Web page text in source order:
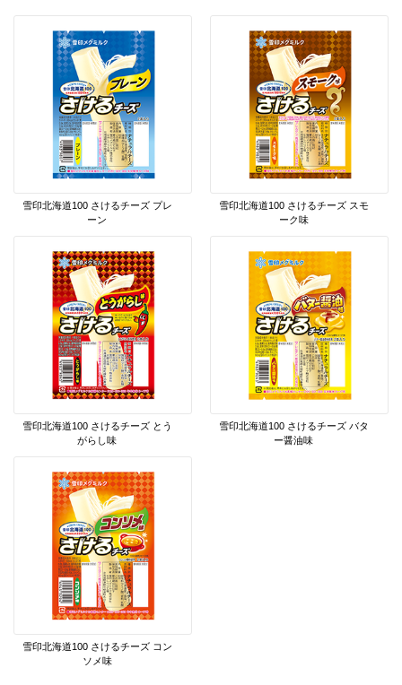
雪印北海道100 さけるチーズ プレ
ーン
雪印北海道100 さけるチーズ スモ
ーク味
雪印北海道100 さけるチーズ とう
がらし味
雪印北海道100 さけるチーズ バタ
ー醤油味
雪印北海道100 さけるチーズ コン
ソメ味